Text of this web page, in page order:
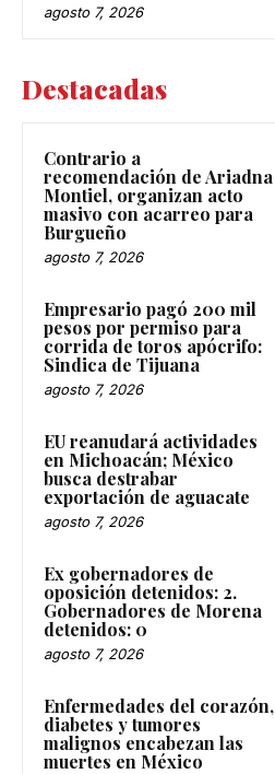
agosto 7, 2026
Destacadas
Contrario a
recomendación de Ariadna
Montiel, organizan acto
masivo con acarreo para
Burgueño
agosto 7, 2026
Empresario pagó 200 mil
pesos por permiso para
corrida de toros apócrifo:
Sindica de Tijuana
agosto 7, 2026
EU reanudará actividades
en Michoacán; México
busca destrabar
exportación de aguacate
agosto 7, 2026
Ex gobernadores de
oposición detenidos: 2.
Gobernadores de Morena
detenidos: 0
agosto 7, 2026
Enfermedades del corazón,
diabetes y tumores
malignos encabezan las
muertes en México